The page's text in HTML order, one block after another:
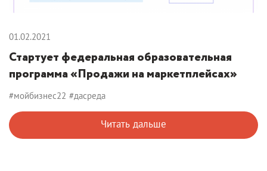
01.02.2021
Стартует федеральная образовательная
программа «Продажи на маркетплейсах»
#мойбизнес22 #дасреда
Читать дальше